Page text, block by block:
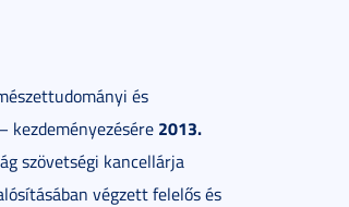
és
kezdeményezésére 2013.
szövetségi kancellárja
végzett felelős és